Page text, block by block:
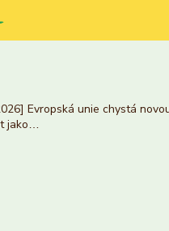
Evropská unie chystá
jako…